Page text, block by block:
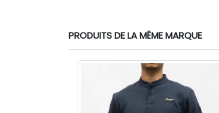
PRODUITS DE LA MÊME MARQUE